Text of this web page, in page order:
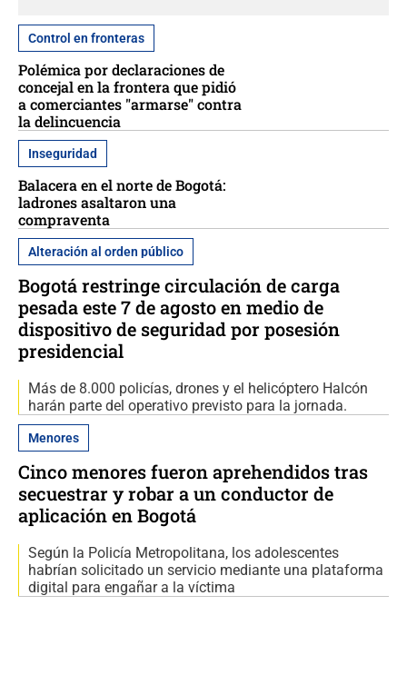
Control en fronteras
Polémica por declaraciones de
concejal en la frontera que pidió
a comerciantes "armarse" contra
la delincuencia
Inseguridad
Balacera en el norte de Bogotá:
ladrones asaltaron una
compraventa
Alteración al orden público
Bogotá restringe circulación de carga
pesada este 7 de agosto en medio de
dispositivo de seguridad por posesión
presidencial
Más de 8.000 policías, drones y el helicóptero Halcón
harán parte del operativo previsto para la jornada.
Menores
Cinco menores fueron aprehendidos tras
secuestrar y robar a un conductor de
aplicación en Bogotá
Según la Policía Metropolitana, los adolescentes
habrían solicitado un servicio mediante una plataforma
digital para engañar a la víctima